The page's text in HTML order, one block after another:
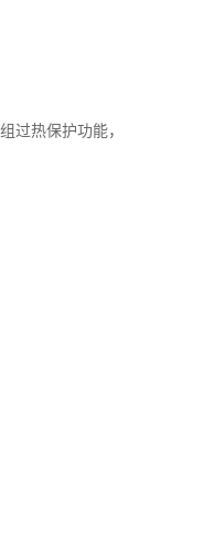
过热保护功能，